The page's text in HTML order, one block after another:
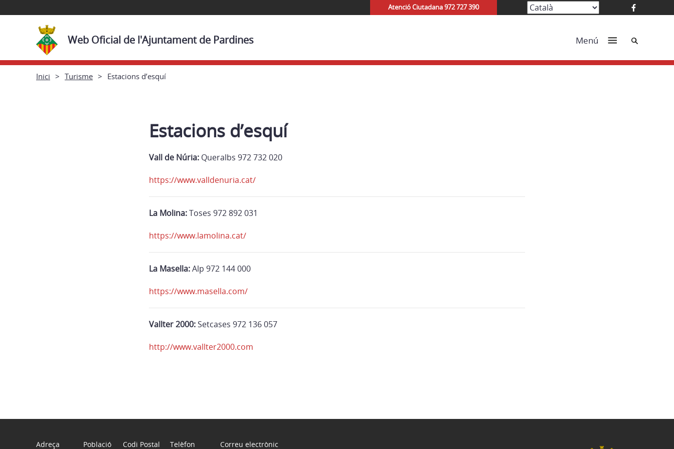
Atenció Ciutadana 972 727 390
Web Oficial de l'Ajuntament de Pardines Menú Cerca
Inici Turisme Estacions d’esquí
Estacions d’esquí
Vall de Núria: Queralbs 972 732 020
https://www.valldenuria.cat/
La Molina:Toses 972 892 031
https://www.lamolina.cat/
La Masella:Alp 972 144 000
https://www.masella.com/
Vallter 2000: Setcases 972 136 057
http://www.vallter2000.com
Adreça Població Codi Postal Telèfon Correu electrònic